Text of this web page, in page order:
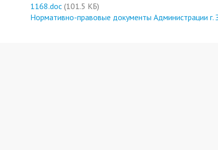
1168.doc (101.5 КБ)
Нормативно-правовые документы Администрации г.